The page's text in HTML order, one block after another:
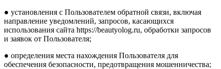
● установления с Пользователем обратной связи, включая
направление уведомлений, запросов, касающихся
использования сайта https://beautyolog.ru, обработки запросов
и заявок от Пользователя;
● определения места нахождения Пользователя для
обеспечения безопасности, предотвращения мошенничества;